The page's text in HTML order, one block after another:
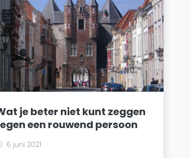
je beter niet kunt zeggen
een rouwend persoon
6 juni 2021